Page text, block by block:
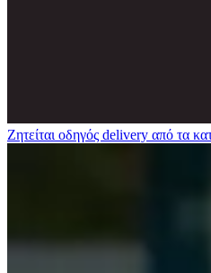
Ζητείται οδηγός delivery από τα